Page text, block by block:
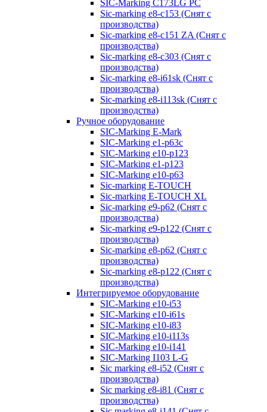
SIC-Marking C173LG PC
Sic-marking e8-c153 (Снят с
производства)
Sic-marking e8-c151 ZA (Снят с
производства)
Sic-marking e8-c303 (Снят с
производства)
Sic-marking e8-i61sk (Снят с
производства)
Sic-marking e8-i113sk (Снят с
производства)
Ручное оборудование
SIC-Marking E-Mark
SIC-Marking e1-p63с
SIC-Marking e10-p123
SIC-Marking e1-p123
SIC-Marking e10-p63
Sic-marking E-TOUCH
Sic-marking E-TOUCH XL
Sic-marking e9-p62 (Снят с
производства)
Sic-marking e9-p122 (Снят с
производства)
Sic-marking e8-p62 (Снят с
производства)
Sic-marking e8-p122 (Снят с
производства)
Интегрируемое оборудование
SIC-Marking e10-i53
SIC-Marking e10-i61s
SIC-Marking e10-i83
SIC-Marking e10-i113s
SIC-Marking e10-i141
SIC-Marking I103 L-G
Sic marking e8-i52 (Снят с
производства)
Sic marking e8-i81 (Снят с
производства)